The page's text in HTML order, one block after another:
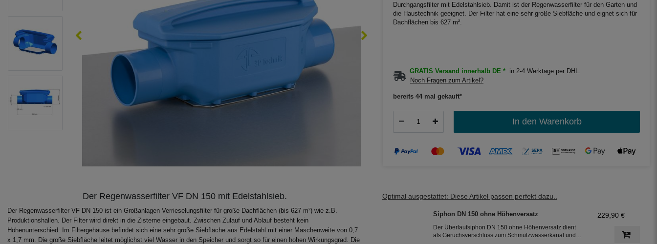
Durchgangsfilter mit Edelstahlsieb. Damit ist der Regenwasserfilter für den Garten und
die Haustechnik geeignet. Der Filter hat eine sehr große Siebfläche und eignet sich für
Dachflächen bis 627 m².
GRATIS Versand innerhalb DE *
in 2-4 Werktage per DHL.
Noch Fragen zum Artikel?
bereits 44 mal gekauft*
In den Warenkorb
Der Regenwasserfilter VF DN 150 mit Edelstahlsieb.
Der Regenwasserfilter VF DN 150 ist ein Großanlagen Verrieselungsfilter für große Dachflächen (bis 627 m²) wie z.B.
Produktionshallen. Der Filter wird direkt in die Zisterne eingebaut. Zwischen Zulauf und Ablauf besteht kein
Höhenunterschied. Im Filtergehäuse befindet sich eine sehr große Siebfläche aus Edelstahl mit einer Maschenweite von 0,7
x 1,7 mm. Die große Siebfläche leitet möglichst viel Wasser in den Speicher und sorgt so für einen hohen Wirkungsgrad. Die
Optimal ausgestattet: Diese Artikel passen perfekt dazu..
Siphon DN 150 ohne Höhenversatz
Der Überlaufsiphon DN 150 ohne Höhenversatz dient
als Geruchsverschluss zum Schmutzwasserkanal und
229,90 €